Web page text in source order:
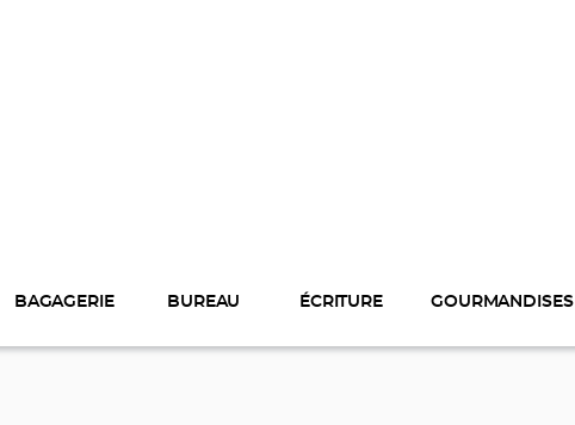
BAGAGERIE BUREAU ÉCRITURE GOURMANDISES